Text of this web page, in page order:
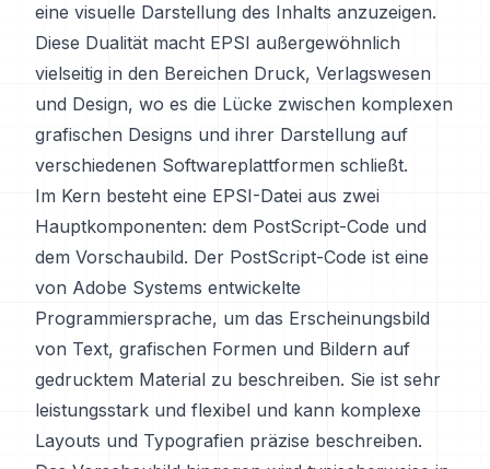
eine visuelle Darstellung des Inhalts anzuzeigen.
Diese Dualität macht EPSI außergewöhnlich
vielseitig in den Bereichen Druck, Verlagswesen
und Design, wo es die Lücke zwischen komplexen
grafischen Designs und ihrer Darstellung auf
verschiedenen Softwareplattformen schließt.
Im Kern besteht eine EPSI-Datei aus zwei
Hauptkomponenten: dem PostScript-Code und
dem Vorschaubild. Der PostScript-Code ist eine
von Adobe Systems entwickelte
Programmiersprache, um das Erscheinungsbild
von Text, grafischen Formen und Bildern auf
gedrucktem Material zu beschreiben. Sie ist sehr
leistungsstark und flexibel und kann komplexe
Layouts und Typografien präzise beschreiben.